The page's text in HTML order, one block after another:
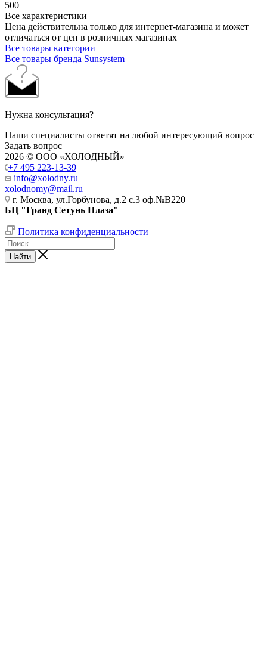
500
Все характеристики
Цена действительна только для интернет-магазина и может
отличаться от цен в розничных магазинах
Все товары категории
Все товары бренда Sunsystem
Нужна консультация?
Наши специалисты ответят на любой интересующий вопрос
Задать вопрос
2026 © ООО «ХОЛОДНЫЙ»
+7 495 223-13-39
info@xolodny.ru
xolodnomy@mail.ru
г. Москва, ул.Горбунова, д.2 с.3 оф.№В220
БЦ "Гранд Сетунь Плаза"
Политика конфиденциальности
Найти